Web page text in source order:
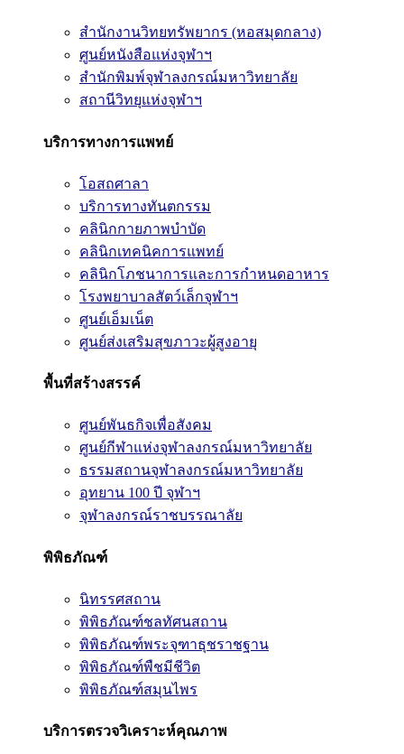
สำนักงานวิทยทรัพยากร (หอสมุดกลาง)
ศูนย์หนังสือแห่งจุฬาฯ
สำนักพิมพ์จุฬาลงกรณ์มหาวิทยาลัย
สถานีวิทยุแห่งจุฬาฯ
บริการทางการแพทย์
โอสถศาลา
บริการทางทันตกรรม
คลินิกกายภาพบำบัด
คลินิกเทคนิคการแพทย์
คลินิกโภชนาการและการกำหนดอาหาร
โรงพยาบาลสัตว์เล็กจุฬาฯ
ศูนย์เอ็มเน็ต
ศูนย์ส่งเสริมสุขภาวะผู้สูงอายุ
พื้นที่สร้างสรรค์
ศูนย์พันธกิจเพื่อสังคม
ศูนย์กีฬาแห่งจุฬาลงกรณ์มหาวิทยาลัย
ธรรมสถานจุฬาลงกรณ์มหาวิทยาลัย
อุทยาน 100 ปี จุฬาฯ
จุฬาลงกรณ์ราชบรรณาลัย
พิพิธภัณฑ์
นิทรรศสถาน
พิพิธภัณฑ์ชลทัศนสถาน
พิพิธภัณฑ์พระจุฑาธุชราชฐาน
พิพิธภัณฑ์พืชมีชีวิต
พิพิธภัณฑ์สมุนไพร
บริการตรวจวิเคราะห์คุณภาพ